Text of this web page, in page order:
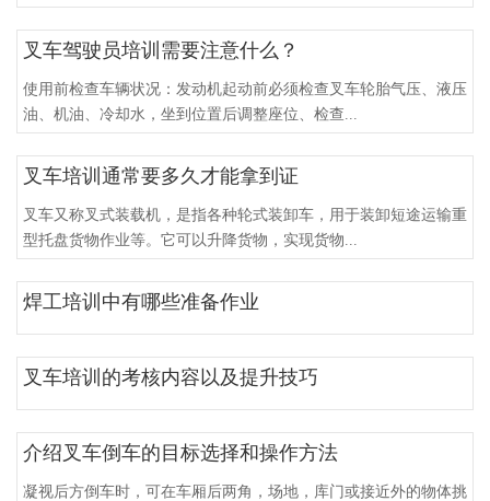
叉车驾驶员培训需要注意什么？
使用前检查车辆状况：发动机起动前必须检查叉车轮胎气压、液压
油、机油、冷却水，坐到位置后调整座位、检查...
叉车培训通常要多久才能拿到证
叉车又称叉式装载机，是指各种轮式装卸车，用于装卸短途运输重
型托盘货物作业等。它可以升降货物，实现货物...
焊工培训中有哪些准备作业
叉车培训的考核内容以及提升技巧
介绍叉车倒车的目标选择和操作方法
凝视后方倒车时，可在车厢后两角，场地，库门或接近外的物体挑